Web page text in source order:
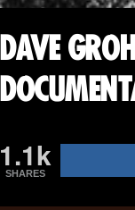
DAVE
1.1k
SHARES